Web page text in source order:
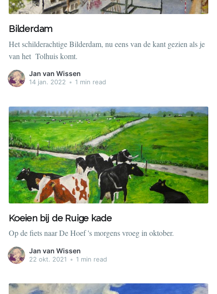
Bilderdam
Het schilderachtige Bilderdam, nu eens van de kant gezien als je
van het Tolhuis komt.
Jan van Wissen
14 jan. 2022 • 1 min read
Koeien bij de Ruige kade
Op de fiets naar De Hoef 's morgens vroeg in oktober.
Jan van Wissen
22 okt. 2021 • 1 min read